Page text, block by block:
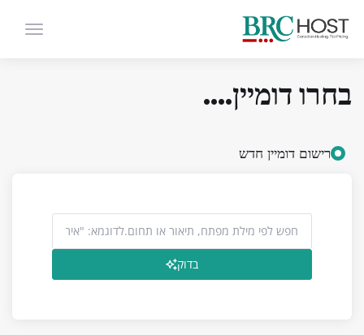
הפעלת
בחרו דומיין....
רישום דומיין חדש
בדוק